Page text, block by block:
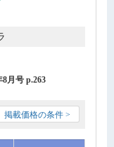
月号 p.263
掲載価格の条件 >